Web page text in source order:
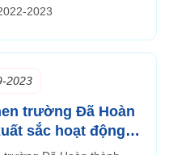
2023
2023
trường Đã Hoàn
sắc hoạt động
và Y tế học đường